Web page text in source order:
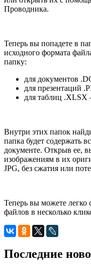
Проводника.
Теперь вы попадете в
исходного формата
папку:
для документов
для презентаций
для таблиц
Внутри этих папок
папка будет содержать
документе. Открыв ее,
изображениям в их
JPG, без сжатия или
Теперь вы можете легко
файлов в несколько
Последние